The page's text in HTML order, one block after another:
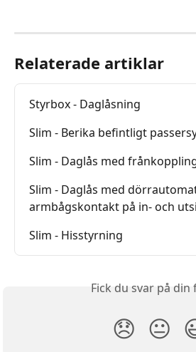
Relaterade artiklar
Styrbox - Daglåsning
Slim - Berika befintligt
Slim - Daglås med
Slim - Daglås med
armbågskontakt på in- och
Slim - Hisstyrning
Fick du svar på din
😞 😐